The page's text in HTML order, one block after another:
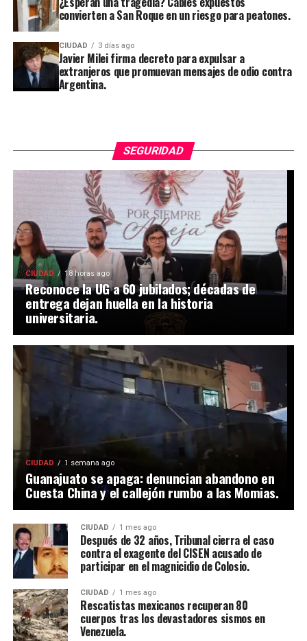
convierten a San Roque en un riesgo para peatones.
CIUDAD 3 días ago
Javier Milei firma decreto para expulsar a
extranjeros que promuevan mensajes de odio contra
Argentina.
SEGURIDAD
CIUDAD 18 horas ago
Reconoce la UG a 60 jubilados; décadas de
entrega dejan huella en la historia
universitaria.
CIUDAD 1 semana ago
Guanajuato se apaga: denuncian abandono en
Cuesta China y el callejón rumbo a las Momias.
CIUDAD 1 mes ago
Después de 32 años, Tribunal cierra el caso
contra el exagente del CISEN acusado de
participar en el magnicidio de Colosio.
CIUDAD 1 mes ago
Rescatistas mexicanos recuperan 80
cuerpos tras los devastadores sismos en
Venezuela.